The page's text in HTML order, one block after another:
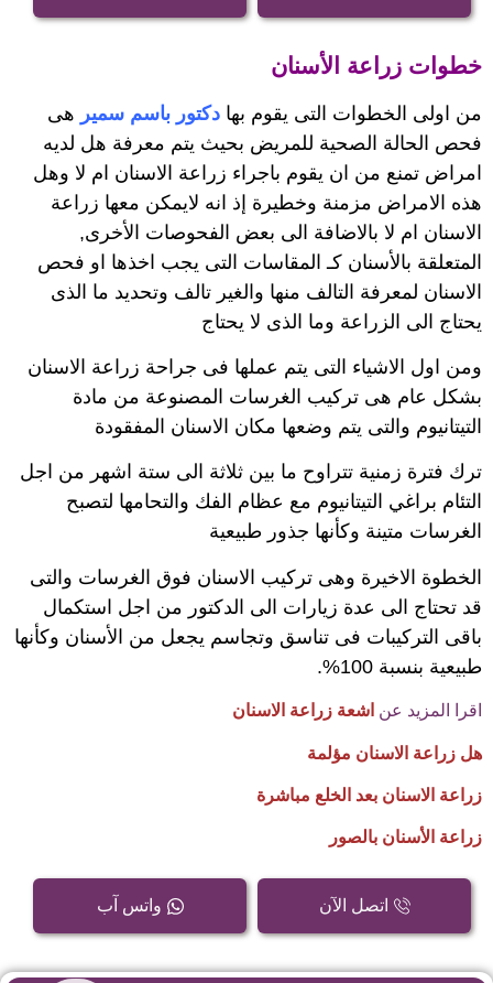
خطوات زراعة الأسنان
من اولى الخطوات التى يقوم بها دكتور باسم سمير هى
فحص الحالة الصحية للمريض بحيث يتم معرفة هل لديه
امراض تمنع من ان يقوم باجراء زراعة الاسنان ام لا وهل
هذه الامراض مزمنة وخطيرة إذ انه لايمكن معها زراعة
الاسنان ام لا بالاضافة الى بعض الفحوصات الأخرى,
المتعلقة بالأسنان كـ المقاسات التى يجب اخذها او فحص
الاسنان لمعرفة التالف منها والغير تالف وتحديد ما الذى
يحتاج الى الزراعة وما الذى لا يحتاج
ومن اول الاشياء التى يتم عملها فى جراحة زراعة الاسنان
بشكل عام هى تركيب الغرسات المصنوعة من مادة
التيتانيوم والتى يتم وضعها مكان الاسنان المفقودة
ترك فترة زمنية تتراوح ما بين ثلاثة الى ستة اشهر من اجل
التئام براغي التيتانيوم مع عظام الفك والتحامها لتصبح
الغرسات متينة وكأنها جذور طبيعية
الخطوة الاخيرة وهى تركيب الاسنان فوق الغرسات والتى
قد تحتاج الى عدة زيارات الى الدكتور من اجل استكمال
باقى التركيبات فى تناسق وتجاسم يجعل من الأسنان وكأنها
طبيعية بنسبة 100%.
اقرا المزيد عن اشعة زراعة الاسنان
هل زراعة الاسنان مؤلمة
زراعة الاسنان بعد الخلع مباشرة
زراعة الأسنان بالصور
اتصل الآن واتس آب